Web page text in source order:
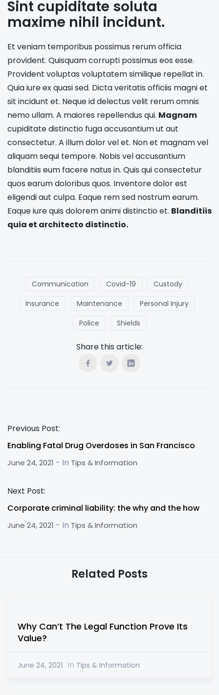
Sint cupiditate soluta
maxime nihil incidunt.
Et veniam temporibus possimus rerum officia
provident. Quisquam corrupti possimus eos esse.
Provident voluptas voluptatem similique repellat in.
Quia iure ex quasi sed. Dicta veritatis officiis magni et
sit incidunt et. Neque id delectus velit rerum omnis
nemo ullam. A maiores repellendus qui. Magnam
cupiditate distinctio fuga accusantium ut aut
consectetur. A illum dolor vel et. Non et magnam vel
aliquam sequi tempore. Nobis vel accusantium
blanditiis eum facere natus in. Quis qui consectetur
quos earum doloribus quos. Inventore dolor est
eligendi aut culpa. Eaque rem sed nostrum earum.
Eaque iure quis dolorem animi distinctio et. Blanditiis
quia et architecto distinctio.
Communication Covid-19
Custody
Insurance
Maintenance
Personal Injury
Police
Shields
Share this article:
Previous Post:
Enabling Fatal Drug Overdoses in San Francisco
June 24, 2021 - In Tips & Information
Next Post:
Corporate criminal liability: the why and the how
June 24, 2021 - In Tips & Information
Related Posts
Why Can’t The Legal Function Prove Its
Value?
June 24, 2021 In Tips & Information